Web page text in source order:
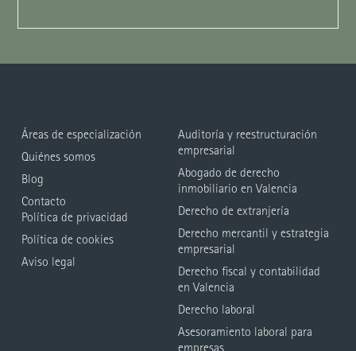
Áreas de especialización
Quiénes somos
Blog
Contacto
Política de privacidad
Política de cookies
Aviso legal
Auditoría y reestructuración
empresarial
Abogado de derecho
inmobiliario en Valencia
Derecho de extranjería
Derecho mercantil y estrategia
empresarial
Derecho fiscal y contabilidad
en Valencia
Derecho laboral
Asesoramiento laboral para
empresas